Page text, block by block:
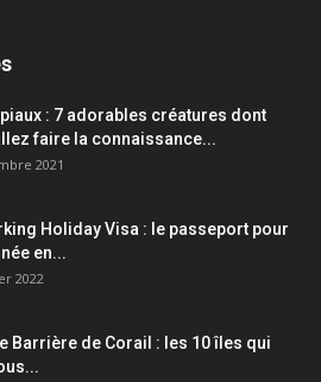
: 7 adorables créatures dont
faire la connaissance...
2021
Holiday Visa : le passeport pour
en...
2022
Barrière de Corail : les 10 îles qui